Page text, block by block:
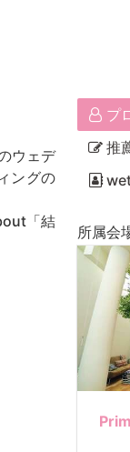
ウェデ
ングの
「結
プ
推
所属会